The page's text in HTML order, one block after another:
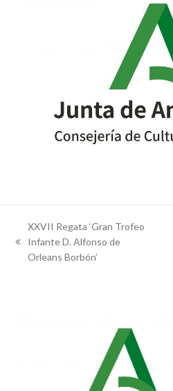
previous
post:
XXVII Regata ‘Gran Trofeo
Infante D. Alfonso de
Orleans Borbón’